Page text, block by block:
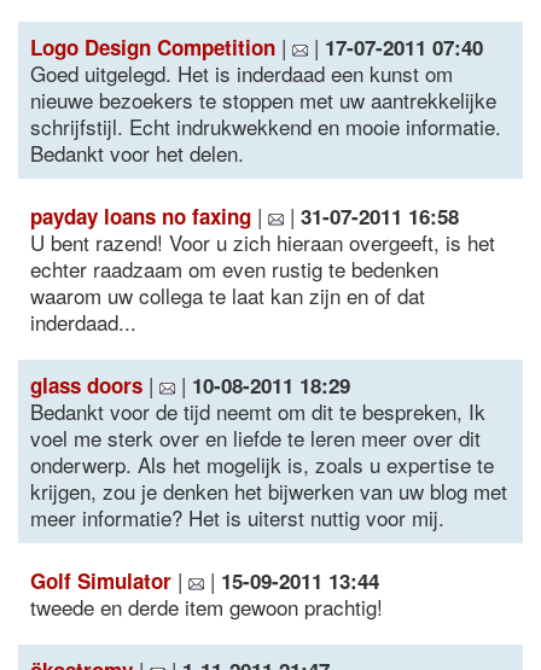
Logo Design Competition | | 17-07-2011 07:40
Goed uitgelegd. Het is inderdaad een kunst om
nieuwe bezoekers te stoppen met uw aantrekkelijke
schrijfstijl. Echt indrukwekkend en mooie informatie.
Bedankt voor het delen.
payday loans no faxing | | 31-07-2011 16:58
U bent razend! Voor u zich hieraan overgeeft, is het
echter raadzaam om even rustig te bedenken
waarom uw collega te laat kan zijn en of dat
inderdaad...
glass doors | | 10-08-2011 18:29
Bedankt voor de tijd neemt om dit te bespreken, Ik
voel me sterk over en liefde te leren meer over dit
onderwerp. Als het mogelijk is, zoals u expertise te
krijgen, zou je denken het bijwerken van uw blog met
meer informatie? Het is uiterst nuttig voor mij.
Golf Simulator | | 15-09-2011 13:44
tweede en derde item gewoon prachtig!